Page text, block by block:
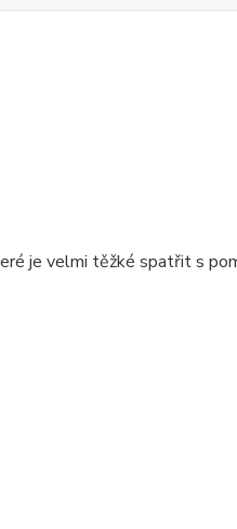
je velmi těžké spatřit s